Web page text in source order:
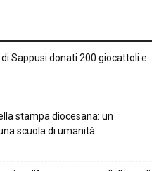
Sappusi donati 200 giocattoli e
stampa diocesana: un
scuola di umanità